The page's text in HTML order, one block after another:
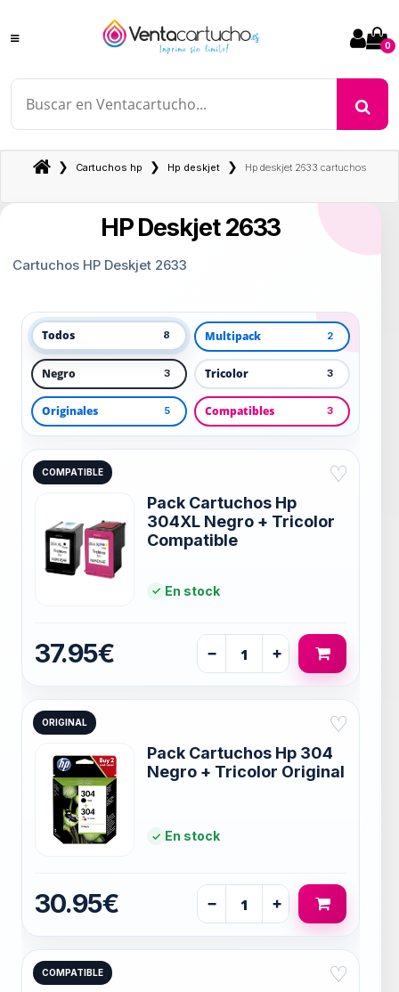
0
❯ Cartuchos hp ❯ Hp deskjet ❯ Hp deskjet 2633 cartuchos
HP Deskjet 2633
Cartuchos HP Deskjet 2633
Todos 8 Multipack 2
Negro 3 Tricolor 3
Originales 5 Compatibles 3
COMPATIBLE ♡
Pack Cartuchos Hp
304XL Negro + Tricolor
Compatible
En stock
37.95€ − +
ORIGINAL ♡
Pack Cartuchos Hp 304
Negro + Tricolor Original
En stock
30.95€ − +
COMPATIBLE ♡